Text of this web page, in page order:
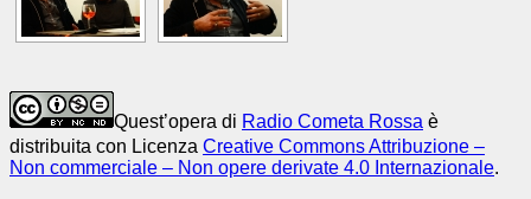
Quest’opera di Radio Cometa Rossa è
distribuita con Licenza Creative Commons Attribuzione –
Non commerciale – Non opere derivate 4.0 Internazionale.